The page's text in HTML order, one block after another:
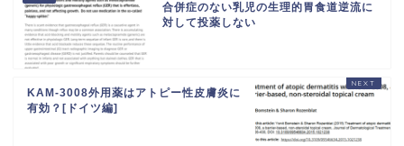
合併症のない乳児の生理的胃食道逆流に
対して投薬しない
KAM-3008外用薬はアトピー性皮膚炎に
有効？[ドイツ編]